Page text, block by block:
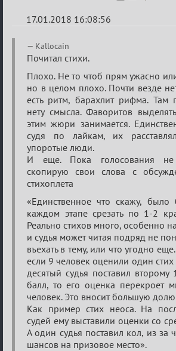
17.01.2018 16:08:56
Re:
Мафский
Стихоплёт
(обсуждение)
Kallocain
Почитал стихи.
Плохо. Не то чтоб прям ужасно
но в целом плохо. Почти везде
есть ритм, барахлит рифма. Там
нету смысла. Фаворитов
этим жюри занимается.
судя по лайкам, их
упоротые люди.
И еще. Пока голосования
скопирую свои слова с
стихоплета
«Единственное что скажу,
каждом этапе срезать по 1-2
Реально стихов много, особенно
и судья может читая подряд не
въехать в тему, или что угодно
если 9 человек оценили один
десятый судья поставил
балл, то его оценка перекроет
человек. Это вносит большую
Как пример стих неоса. На
судей ему выставили оценки со
А один судья поставил кол, из за
шансов на призовое место».